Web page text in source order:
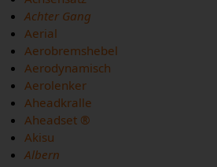
Achter Gang
Aerial
Aerobremshebel
Aerodynamisch
Aerolenker
Aheadkralle
Aheadset ®
Akisu
Albern